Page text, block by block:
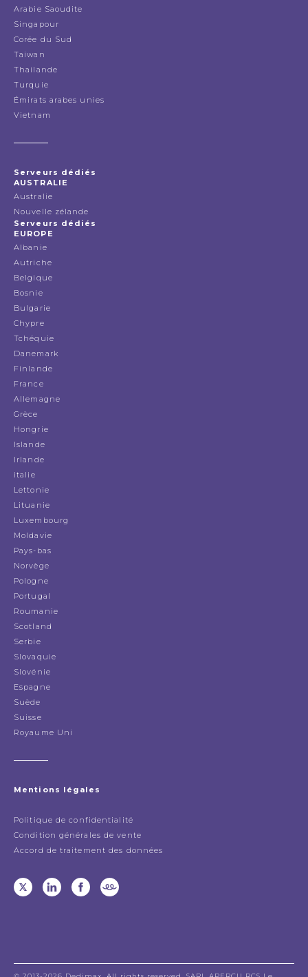
Arabie Saoudite
Singapour
Corée du Sud
Taiwan
Thailande
Turquie
Émirats arabes unies
Vietnam
Serveurs dédiés
AUSTRALIE
Australie
Nouvelle zélande
Serveurs dédiés
EUROPE
Albanie
Autriche
Belgique
Bosnie
Bulgarie
Chypre
Tchéquie
Danemark
Finlande
France
Allemagne
Grèce
Hongrie
Islande
Irlande
italie
Lettonie
Lituanie
Luxembourg
Moldavie
Pays-bas
Norvège
Pologne
Portugal
Roumanie
Scotland
Serbie
Slovaquie
Slovénie
Espagne
Suède
Suisse
Royaume Uni
Mentions légales
Politique de confidentialité
Condition générales de vente
Accord de traitement des données